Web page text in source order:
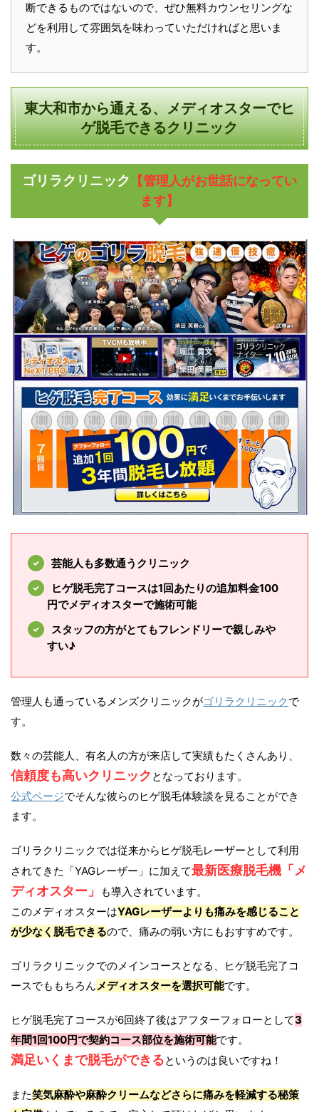
断できるものではないので、ぜひ無料カウンセリングな
どを利用して雰囲気を味わっていただければと思いま
す。
東大和市から通える、メディオスターでヒ
ゲ脱毛できるクリニック
ゴリラクリニック 【管理人がお世話になってい
ます】
芸能人も多数通うクリニック
ヒゲ脱毛完了コースは1回あたりの追加料金100
円でメディオスターで施術可能
スタッフの方がとてもフレンドリーで親しみや
すい♪
管理人も通っているメンズクリニックがゴリラクリニックで
す。
数々の芸能人、有名人の方が来店して実績もたくさんあり、
信頼度も高いクリニック となっております。
公式ページでそんな彼らのヒゲ脱毛体験談を見ることができ
ます。
ゴリラクリニックでは従来からヒゲ脱毛レーザーとして利用
されてきた「YAGレーザー」に加えて最新医療脱毛機「メ
ディオスター」
も導入されています。
このメディオスターはYAGレーザーよりも痛みを感じること
が少なく脱毛できるので、痛みの弱い方にもおすすめです。
ゴリラクリニックでのメインコースとなる、ヒゲ脱毛完了コ
ースでももちろん メディオスターを選択可能です。
ヒゲ脱毛完了コースが6回終了後はアフターフォローとして3
年間1回100円で契約コース部位を施術可能です。
満足いくまで脱毛ができるというのは良いですね！
また笑気麻酔や麻酔クリームなどさらに痛みを軽減する秘策